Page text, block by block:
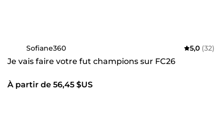
Sofiane360 5,0 (32)
Je vais faire votre fut champions sur FC26
À partir de 56,45 $US